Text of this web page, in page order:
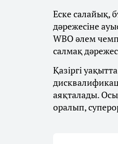
Еске салайық,
дәрежесіне
WBO әлем
салмақ
Қазіргі
аяқталады.
оралып,